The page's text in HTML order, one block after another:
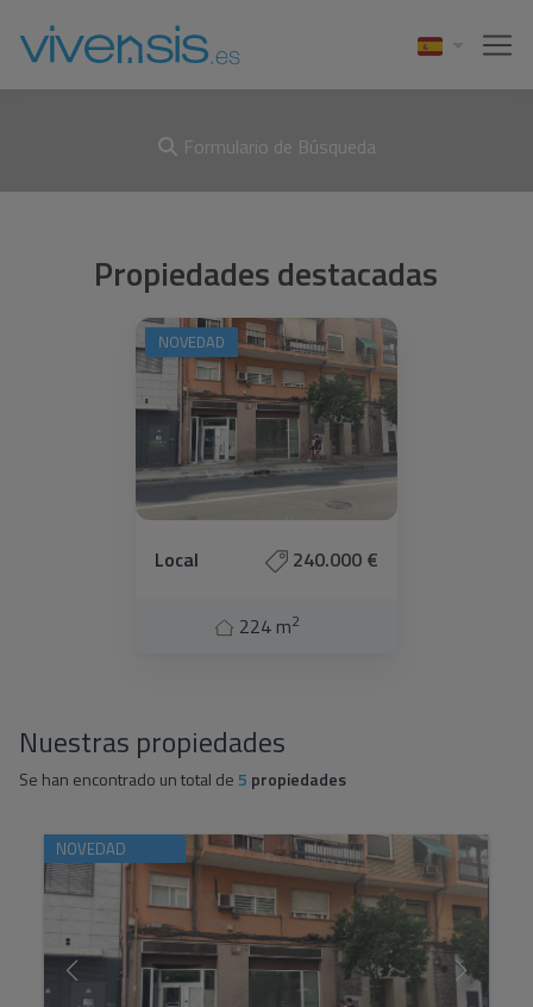
Formulario de Búsqueda
Propiedades destacadas
NOVEDAD
Local 240.000 €
224 m2
Nuestras propiedades
Se han encontrado un total de 5 propiedades
NOVEDAD